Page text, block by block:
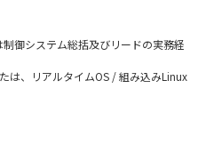
）・空間光変調器（SLM）など各
アとの技術折衝・仕様すり合わせお
理解・整理と、量子プロセッサ実機
御システム総括及びリードの実務経
は、リアルタイムOS / 組み込みLinux
の作成経験（複数モジュール連携シ
ルチームとの技術コミュニケーショ